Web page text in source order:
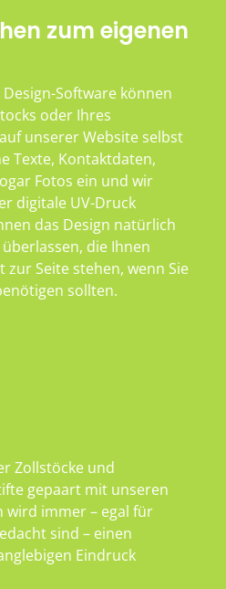
zum eigenen
Software können
oder Ihres
unserer Website selbst
Texte, Kontaktdaten,
Fotos ein und wir
digitale UV-Druck
das Design natürlich
die Ihnen
Seite stehen, wenn Sie
sollten.
Zollstöcke und
gepaart mit unseren
wird immer – egal für
sind – einen
Eindruck